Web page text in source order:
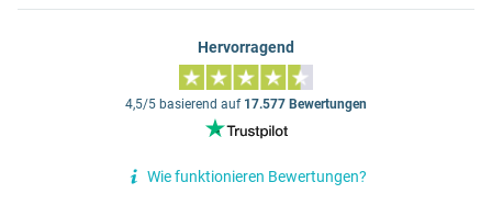
Hervorragend
4,5/5 basierend auf 17.577 Bewertungen
Wie funktionieren Bewertungen?